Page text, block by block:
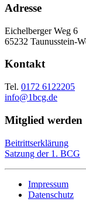
Adresse
Eichelberger Weg 6
65232 Taunusstein-
Kontakt
Tel. 0172 6122205
info@1bcg.de
Mitglied werden
Beitrittserklärung
Satzung der 1. BCG
Impressum
Datenschutz